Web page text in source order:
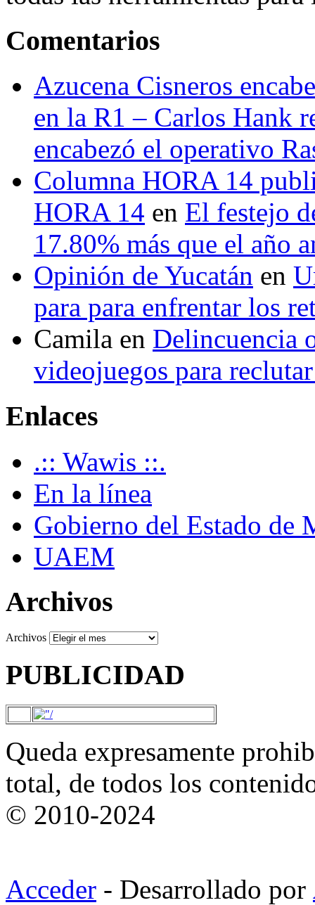
Comentarios
Azucena Cisneros
en la R1 – Carlos Hank
encabezó el operativo
Columna HORA 14
HORA 14 en El festejo
17.80% más que el año
Opinión de Yucatán en
para para enfrentar los
Camila en Delincuencia
videojuegos para
Enlaces
.:: Wawis ::.
En la línea
Gobierno del Estado de
UAEM
Archivos
Archivos
PUBLICIDAD
Queda expresamente
total, de todos los
© 2010-2024
Acceder - Desarrollado por